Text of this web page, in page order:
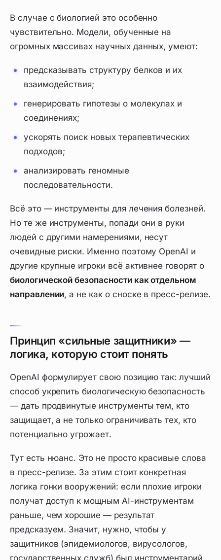
В случае с биологией это особенно
чувствительно. Модели, обученные на
огромных массивах научных данных, умеют:
предсказывать структуру белков и их
взаимодействия;
генерировать гипотезы о молекулах и
соединениях;
ускорять поиск новых терапевтических
подходов;
анализировать геномные
последовательности.
Всё это — инструменты для лечения болезней.
Но те же инструменты, попади они в руки
людей с другими намерениями, несут
очевидные риски. Именно поэтому OpenAI и
другие крупные игроки всё активнее говорят о
биологической безопасности как отдельном
направлении, а не как о сноске в пресс-релизе.
Принцип «сильные защитники» —
логика, которую стоит понять
OpenAI формулирует свою позицию так: лучший
способ укрепить биологическую безопасность
— дать продвинутые инструменты тем, кто
защищает, а не только ограничивать тех, кто
потенциально угрожает.
Тут есть нюанс. Это не просто красивые слова
в пресс-релизе. За этим стоит конкретная
логика гонки вооружений: если плохие игроки
получат доступ к мощным AI-инструментам
раньше, чем хорошие — результат
предсказуем. Значит, нужно, чтобы у
защитников (эпидемиологов, вирусологов,
государственных служб) был инструментарий